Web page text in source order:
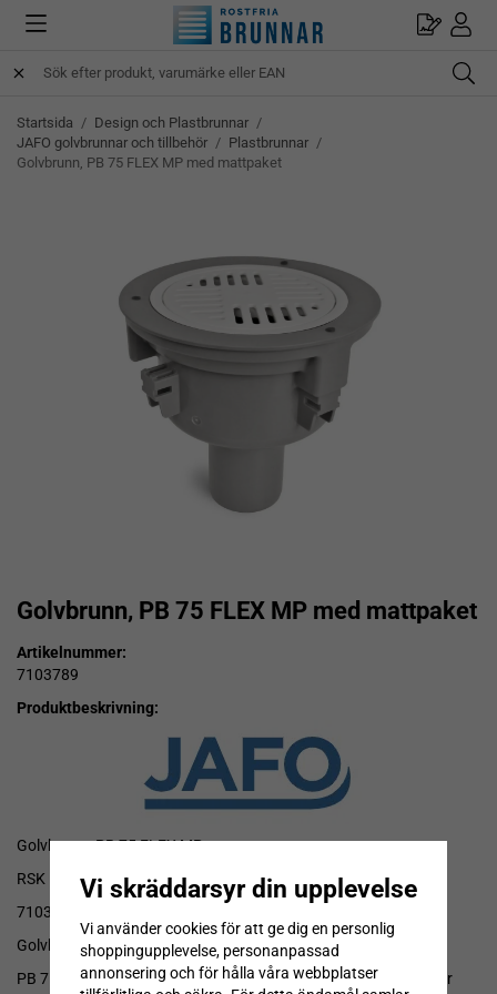
Startsida / Design och Plastbrunnar /
JAFO golvbrunnar och tillbehör / Plastbrunnar /
Golvbrunn, PB 75 FLEX MP med mattpaket
Golvbrunn, PB 75 FLEX MP med mattpaket
Artikelnummer:
7103789
Produktbeskrivning:
Golvbrunn, PB 75 FLEX MP
RSK
7103789
Golvbrunn för installation i betongbjälklag.
PB 75 FLEX har en integrerad höjdjusterbar golvbrunnsfläns för
Vi skräddarsyr din upplevelse
Vi använder cookies för att ge dig en personlig
shoppingupplevelse, personanpassad
annonsering och för hålla våra webbplatser